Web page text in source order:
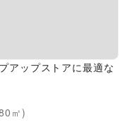
アップストアに最適な
㎡)